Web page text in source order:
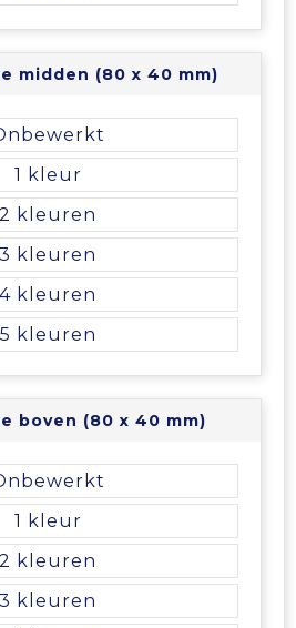
midden (80 x 40 mm)
1
2
3
4
5
boven (80 x 40 mm)
1
2
3